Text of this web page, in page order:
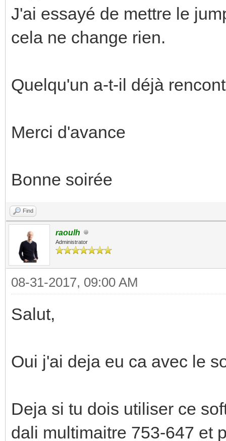
J'ai essayé de mettre le
cela ne change rien.
Quelqu'un a-t-il déjà
Merci d'avance
Bonne soirée
Find
raoulh
Administrator
08-31-2017, 09:00 AM
Salut,
Oui j'ai deja eu ca avec le
Deja si tu dois utiliser ce
dali multimaitre 753-647 et